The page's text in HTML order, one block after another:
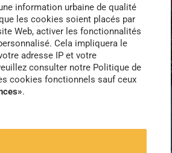
information urbaine de qualité
les cookies soient placés par
Web, activer les fonctionnalités
Cela impliquera le
adresse IP et votre
consulter notre Politique de
cookies fonctionnels sauf ceux
.